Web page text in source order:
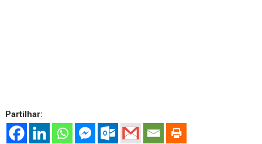
Partilhar: